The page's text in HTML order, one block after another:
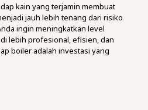
kain yang terjamin membuat
jauh lebih tenang dari risiko
ingin meningkatkan level
lebih profesional, efisien, dan
boiler adalah investasi yang